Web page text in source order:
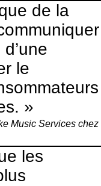
de la
le
»
Music Services chez
les